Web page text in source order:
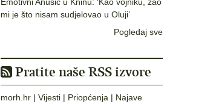
mi je što nisam sudjelovao u Oluji’
Pogledaj sve
Pratite naše RSS izvore
morh.hr | Vijesti | Priopćenja | Najave